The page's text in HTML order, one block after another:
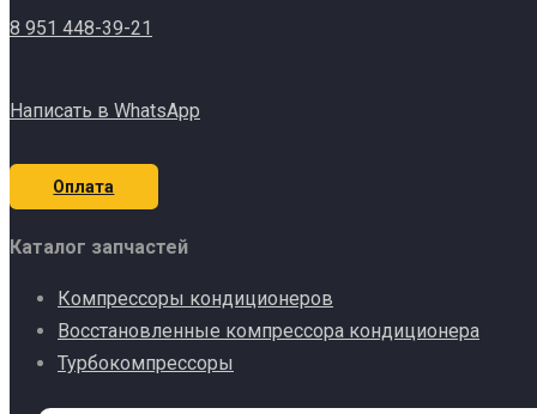
8 951 448-39-21
Написать в WhatsApp
Оплата
Каталог запчастей
Компрессоры кондиционеров
Восстановленные компрессора кондиционера
Турбокомпрессоры